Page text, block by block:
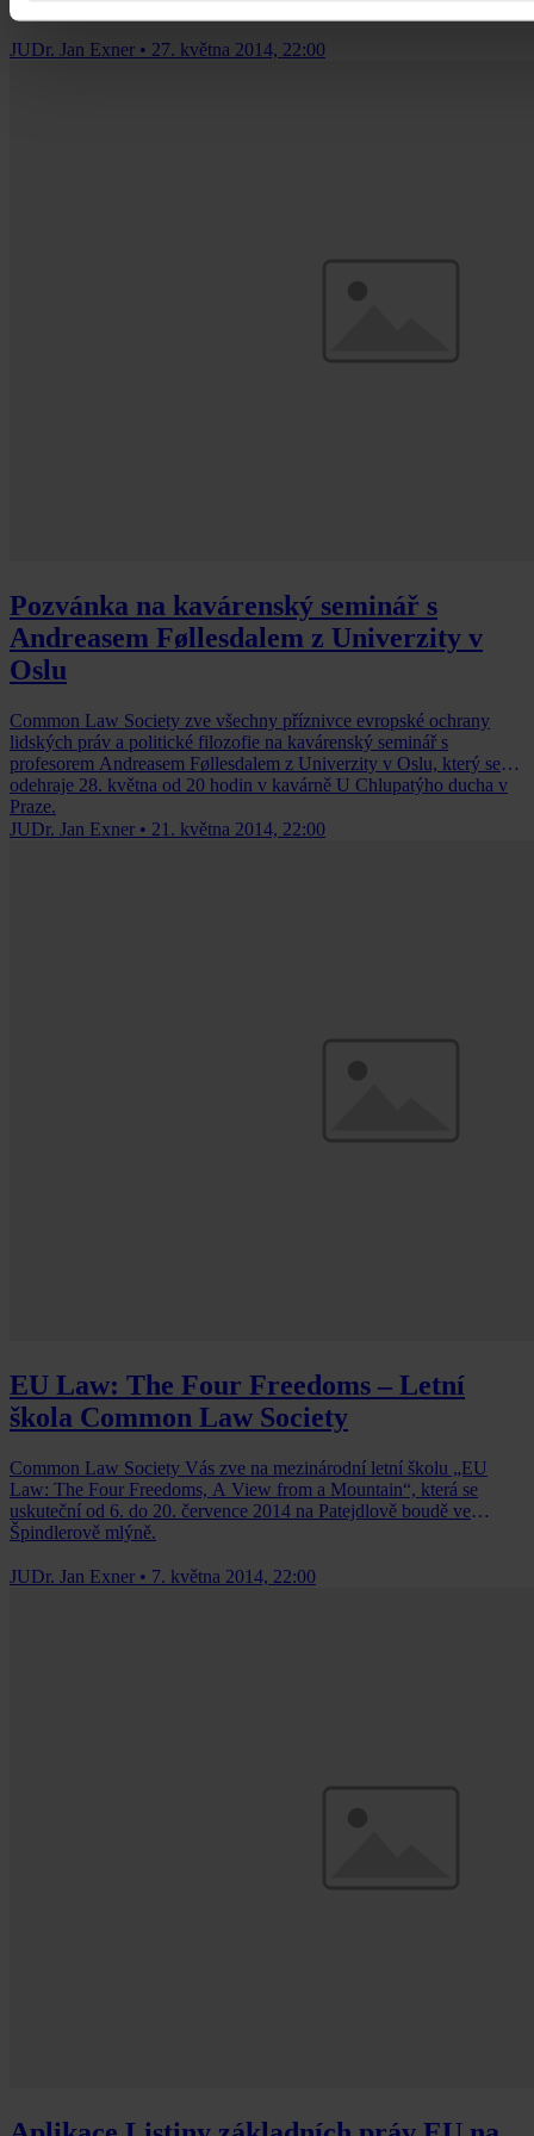
JUDr. Jan Exner • 27. května 2014, 22:00
Pozvánka na kavárenský seminář s
Andreasem Føllesdalem z Univerzity v
Oslu
Common Law Society zve všechny příznivce evropské ochrany
lidských práv a politické filozofie na kavárenský seminář s
profesorem Andreasem Føllesdalem z Univerzity v Oslu, který se
odehraje 28. května od 20 hodin v kavárně U Chlupatýho ducha v
Praze.
JUDr. Jan Exner • 21. května 2014, 22:00
EU Law: The Four Freedoms – Letní
škola Common Law Society
Common Law Society Vás zve na mezinárodní letní školu „EU
Law: The Four Freedoms, A View from a Mountain“, která se
uskuteční od 6. do 20. července 2014 na Patejdlově boudě ve
Špindlerově mlýně.
JUDr. Jan Exner • 7. května 2014, 22:00